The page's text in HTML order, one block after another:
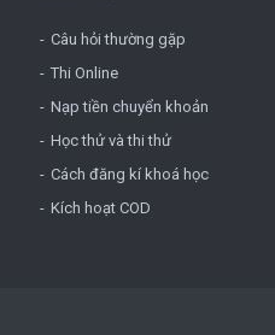
Câu hỏi thường gặp
Thi Online
Nạp tiền chuyển khoản
Học thử và thi thử
Cách đăng kí khoá học
Kích hoạt COD